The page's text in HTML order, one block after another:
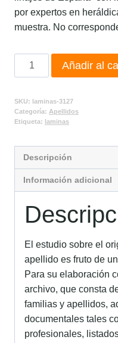
por expertos en
muestra. No
Añadir al
SKU: laminas-3127
Categoría: Apellidos
Etiqueta: laminas
Descripción
Información adicional
El estudio sobre el
apellido es fruto de
Para su elaboración
archivo, que consta
familias y apellidos,
documentales tales
profesionales,